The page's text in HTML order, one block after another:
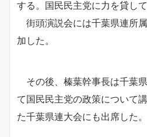
する。国民民主党に力を貸し
街頭演説会には千葉県連所
加した。
その後、榛葉幹事長は千葉
て国民民主党の政策について
た千葉県連大会にも出席した。